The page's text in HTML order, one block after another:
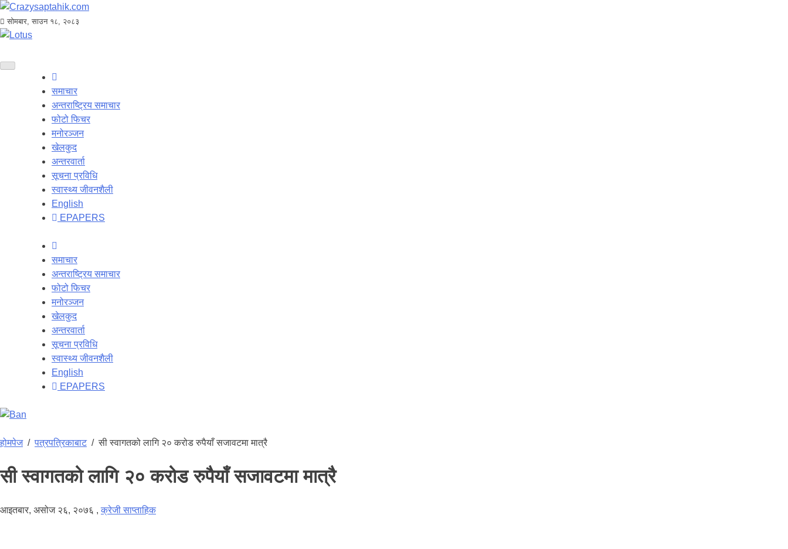
सोमबार, साउन १८, २०८३
समाचार
अन्तराष्ट्रिय समाचार
फोटो फिचर
मनोरञ्जन
खेलकुद
अन्तरवार्ता
सूचना प्रविधि
स्वास्थ्य जीवनशैली
English
EPAPERS
समाचार
अन्तराष्ट्रिय समाचार
फोटो फिचर
मनोरञ्जन
खेलकुद
अन्तरवार्ता
सूचना प्रविधि
स्वास्थ्य जीवनशैली
English
EPAPERS
होमपेज/पत्रपत्रिकाबाट/सी स्वागतको लागि २० करोड रुपैयाँ सजावटमा मात्रै
सी स्वागतको लागि २० करोड रुपैयाँ सजावटमा मात्रै
आइतबार, असोज २६, २०७६ ,क्रेजी साप्ताहिक